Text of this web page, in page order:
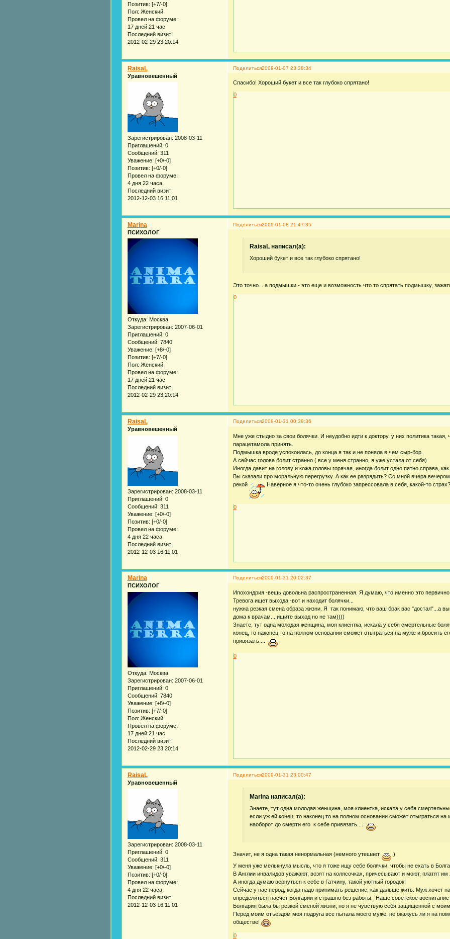
Позитив: [+7/-0]
Пол: Женский
Провел на форуме:
17 дней 21 час
Последний визит:
2012-02-29 23:20:14
Поделиться2009-01-07 23:38:34
RaisaL
Уравновешенный
Зарегистрирован: 2008-03-11
Приглашений: 0
Сообщений: 311
Уважение: [+0/-0]
Позитив: [+0/-0]
Провел на форуме:
4 дня 22 часа
Последний визит:
2012-12-03 16:11:01
Спасибо! Хороший букет и все так глубоко спрятано!
0
Поделиться2009-01-08 21:47:35
Marina
ПСИХОЛОГ
Откуда: Москва
Зарегистрирован: 2007-06-01
Приглашений: 0
Сообщений: 7840
Уважение: [+8/-0]
Позитив: [+7/-0]
Пол: Женский
Провел на форуме:
17 дней 21 час
Последний визит:
2012-02-29 23:20:14
RaisaL написал(а):
Хороший букет и все так глубоко спрятано!
Это точно... а подмышки - это еще и возможность что то спрятать подмышку,
0
Поделиться2009-01-31 00:39:36
RaisaL
Уравновешенный
Зарегистрирован: 2008-03-11
Приглашений: 0
Сообщений: 311
Уважение: [+0/-0]
Позитив: [+0/-0]
Провел на форуме:
4 дня 22 часа
Последний визит:
2012-12-03 16:11:01
Мне уже стыдно за свои болячки. И неудобно идти к доктору, у них политика такая,
парацетамола принять.
Подмышка вроде успокоилась, до конца я так и не поняла в чем сыр-бор.
А сейчас голова болит странно ( все у меня странно, я уже устала от себя)
Иногда давит на голову и кожа головы горячая, иногда болит одно пятно справа,
Вы сказали про моральную перегрузку. А как ее разрядить? Со мной вчера
рекой
Наверное я что-то очень глубоко запрессовала в себя, какой-то страх?
0
Поделиться2009-01-31 20:02:37
Marina
ПСИХОЛОГ
Откуда: Москва
Зарегистрирован: 2007-06-01
Приглашений: 0
Сообщений: 7840
Уважение: [+8/-0]
Позитив: [+7/-0]
Пол: Женский
Провел на форуме:
17 дней 21 час
Последний визит:
2012-02-29 23:20:14
Ипохондрия -вещь довольна распространенная. Я думаю, что именно это
Тревога ищет выхода -вот и находит болячки...
нужна резкая смена образа жизни. Я так понимаю, что ваш брак вас "достал"...а
дома к врачам... ищите выход но не там))))
Знаете, тут одна молодая женщина, моя клиентка, искала у себя смертельные
конец, то наконец то на полном основании сможет отыграться на муже и бросить
привязать....
0
Поделиться2009-01-31 23:00:47
RaisaL
Уравновешенный
Зарегистрирован: 2008-03-11
Приглашений: 0
Сообщений: 311
Уважение: [+0/-0]
Позитив: [+0/-0]
Провел на форуме:
4 дня 22 часа
Последний визит:
2012-12-03 16:11:01
Marina написал(а):
Знаете, тут одна молодая женщина, моя клиентка, искала у себя
если уж ей конец, то наконец то на полном основании сможет отыграться на
наоборот до смерти его к себе привязать....
Значит, не я одна такая ненормальная (немного утешает
)
У меня уже мелькнула мысль, что я тоже ищу себе болячки, чтобы не ехать в
В Англии инвалидов уважают, возят на колясочках, причесывают и моют, платят
А иногда думаю вернуться к себе в Гатчину, такой уютный городок!
Сейчас у нас перод, когда надо принимать решение, как дальше жить. Муж хочет
определиться насчет Болгарии и страшно без работы. Наше советское
Болгария была бы резкой сменой жизни, но я не чувствую себя защищенной с
Перед моим отъездом моя подруга все пытала моего муже, не окажусь ли я на
обществе!
0